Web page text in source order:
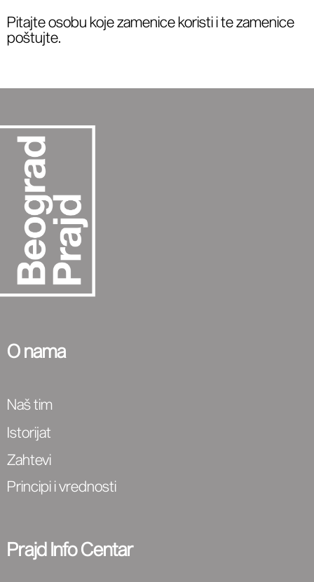
Pitajte osobu koje zamenice koristi i te zamenice
poštujte.
O nama
Naš tim
Istorijat
Zahtevi
Principi i vrednosti
Prajd Info Centar